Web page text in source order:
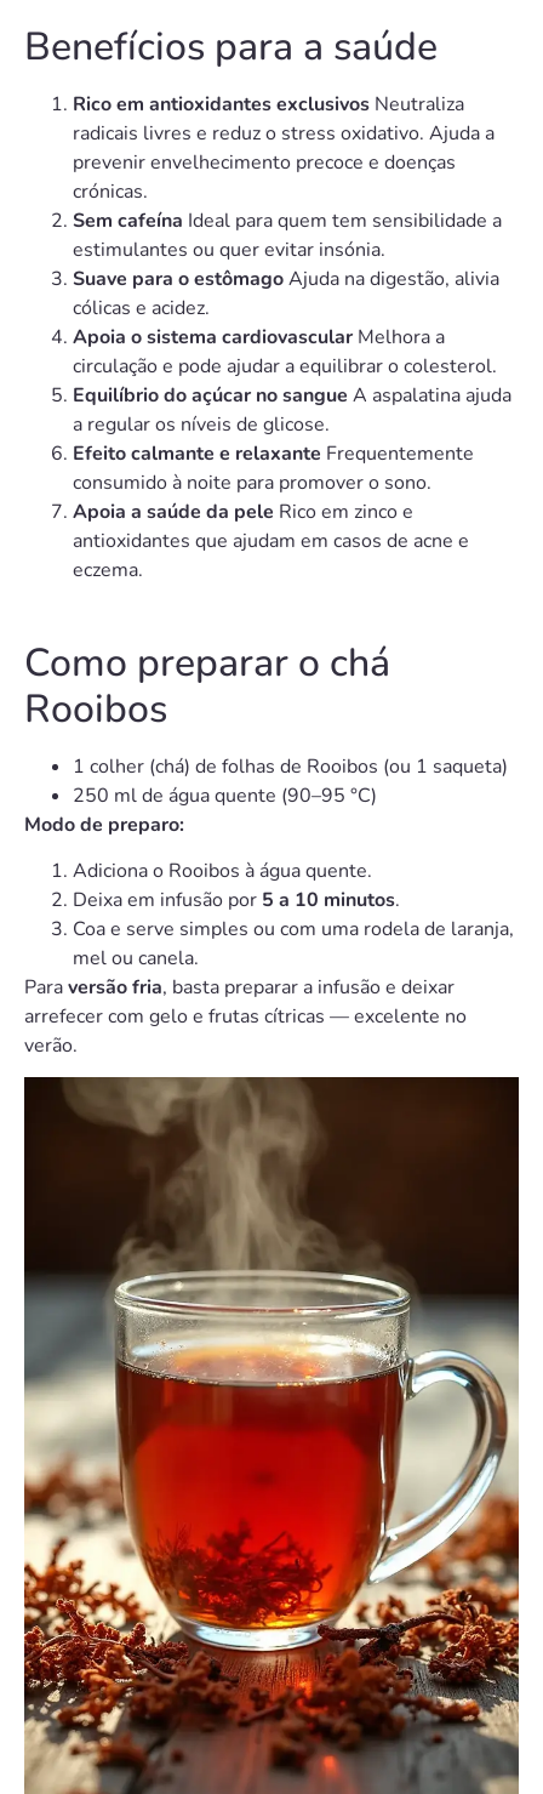
Benefícios para a saúde
Rico em antioxidantes exclusivos Neutraliza
radicais livres e reduz o stress oxidativo. Ajuda a
prevenir envelhecimento precoce e doenças
crónicas.
Sem cafeína Ideal para quem tem sensibilidade a
estimulantes ou quer evitar insónia.
Suave para o estômagoAjuda na digestão, alivia
cólicas e acidez.
Apoia o sistema cardiovascular Melhora a
circulação e pode ajudar a equilibrar o colesterol.
Equilíbrio do açúcar no sangue A aspalatina ajuda
a regular os níveis de glicose.
Efeito calmante e relaxante Frequentemente
consumido à noite para promover o sono.
Apoia a saúde da pele Rico em zinco e
antioxidantes que ajudam em casos de acne e
eczema.
Como preparar o chá
Rooibos
1 colher (chá) de folhas de Rooibos (ou 1 saqueta)
250 ml de água quente (90–95 °C)
Modo de preparo:
Adiciona o Rooibos à água quente.
Deixa em infusão por 5 a 10 minutos.
Coa e serve simples ou com uma rodela de laranja,
mel ou canela.
Paraversão fria, basta preparar a infusão e deixar
arrefecer com gelo e frutas cítricas — excelente no
verão.